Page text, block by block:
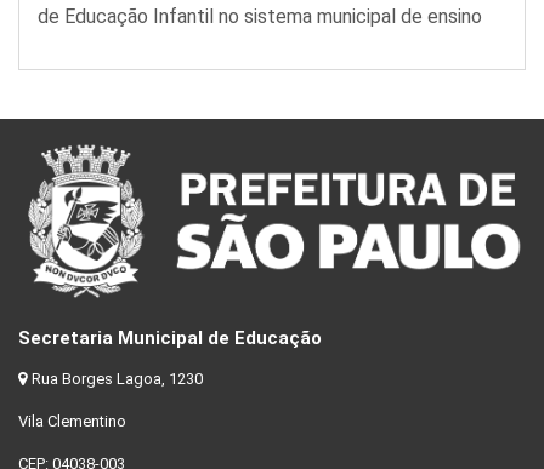
de Educação Infantil no sistema municipal de ensino
Secretaria Municipal de Educação
Rua Borges Lagoa, 1230
Vila Clementino
CEP: 04038-003